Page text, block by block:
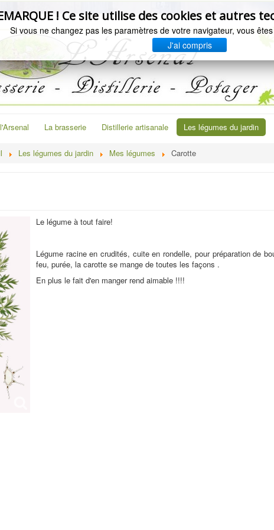
La brasserie Distillerie artisanale Les légumes du jardin
Les légumes du jardin Mes légumes Carotte
! Ce site utilise des cookies et autres
Si vous ne changez pas les paramètres de votre navigateur, vous
J'ai compris
Le légume à tout faire!
Légume racine en crudités, cuite en rondelle, pour préparation de
feu, purée, la carotte se mange de toutes les façons .
En plus le fait d'en manger rend aimable !!!!